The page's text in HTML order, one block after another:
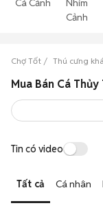
Cá Cảnh
Nhím
Cảnh
Chợ Tốt Thú cưng
Tin có video
Tất cả Cá nhân